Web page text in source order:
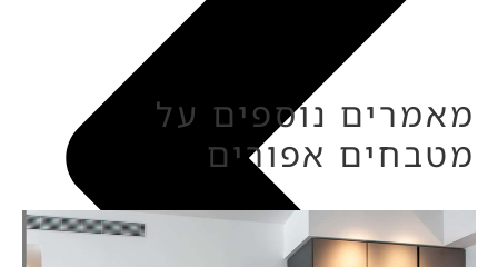
מאמרים נוספים על
מטבחים אפורים